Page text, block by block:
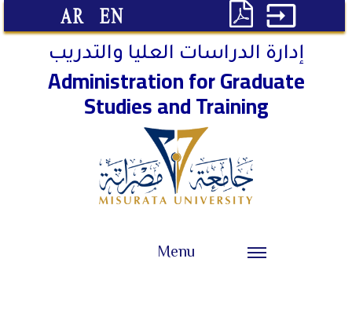

إدارة الدراسات العليا والتدريب
Administration for Graduate
Studies and Training
Menu